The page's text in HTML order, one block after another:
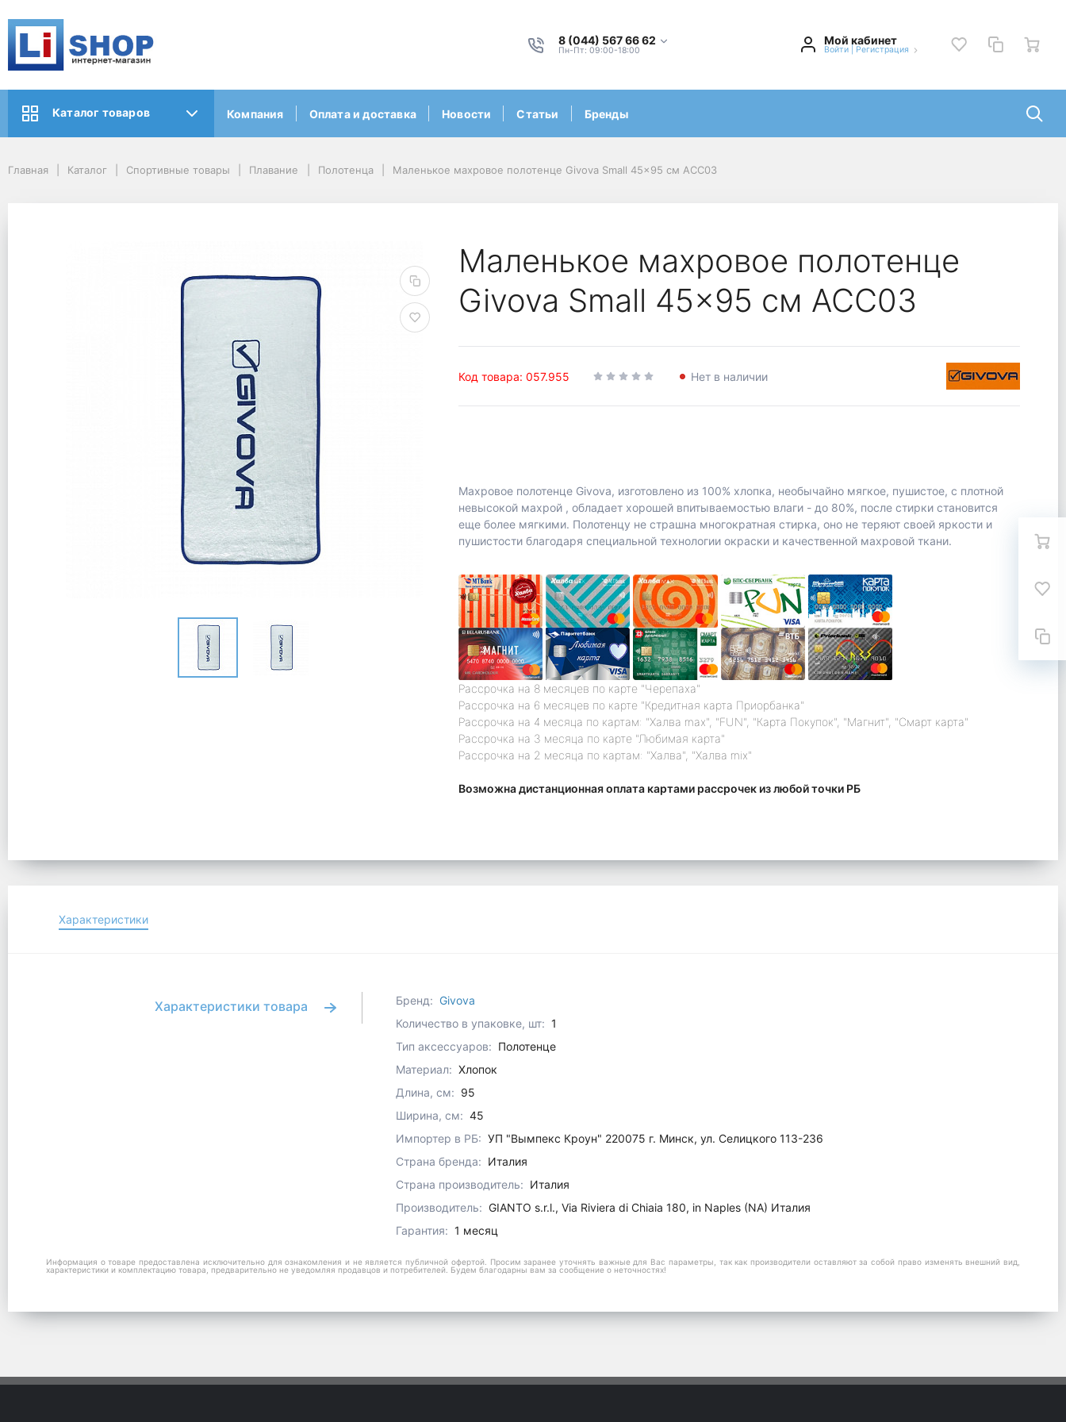
8 (044) 567 66 62
Пн-Пт: 09:00-18:00
Мой кабинет
Войти Регистрация
Каталог товаров Компания Оплата и доставка Новости Статьи Бренды
Главная Каталог Спортивные товары Плавание Полотенца Маленькое махровое полотенце Givova Small 45x95 см ACC03
Маленькое махровое полотенце
Givova Small 45x95 см ACC03
Код товара: 057.955 Нет в наличии
Махровое полотенце Givova, изготовлено из 100% хлопка, необычайно мягкое, пушистое, с плотной
невысокой махрой , обладает хорошей впитываемостью влаги - до 80%, после стирки становится
еще более мягкими. Полотенцу не страшна многократная стирка, оно не теряют своей яркости и
пушистости благодаря специальной технологии окраски и качественной махровой ткани.
Рассрочка на 8 месяцев по карте "Черепаха"
Рассрочка на 6 месяцев по карте "Кредитная карта Приорбанка"
Рассрочка на 4 месяца по картам: "Халва max", "FUN", "Карта Покупок", "Магнит", "Смарт карта"
Рассрочка на 3 месяца по карте "Любимая карта"
Рассрочка на 2 месяца по картам: "Халва", "Халва mix"
Возможна дистанционная оплата картами рассрочек из любой точки РБ
Характеристики
Характеристики товара Бренд: Givova
Количество в упаковке, шт: 1
Тип аксессуаров: Полотенце
Материал: Хлопок
Длина, см: 95
Ширина, см: 45
Импортер в РБ: УП "Вымпекс Кроун" 220075 г. Минск, ул. Селицкого 113-236
Страна бренда: Италия
Страна производитель: Италия
Производитель: GIANTO s.r.l., Via Riviera di Chiaia 180, in Naples (NA) Италия
Гарантия: 1 месяц
Информация о товаре предоставлена исключительно для ознакомления и не является публичной офертой. Просим заранее уточнять важные для Вас параметры, так как производители оставляют за собой право изменять внешний вид,
характеристики и комплектацию товара, предварительно не уведомляя продавцов и потребителей. Будем благодарны вам за сообщение о неточностях!